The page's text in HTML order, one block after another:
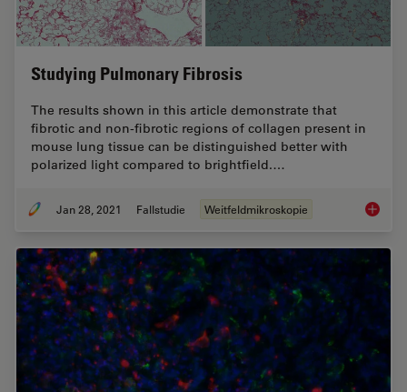
Studying Pulmonary Fibrosis
The results shown in this article demonstrate that
fibrotic and non-fibrotic regions of collagen present in
mouse lung tissue can be distinguished better with
polarized light compared to brightfield.…
Jan 28, 2021 Fallstudie Weitfeldmikroskopie